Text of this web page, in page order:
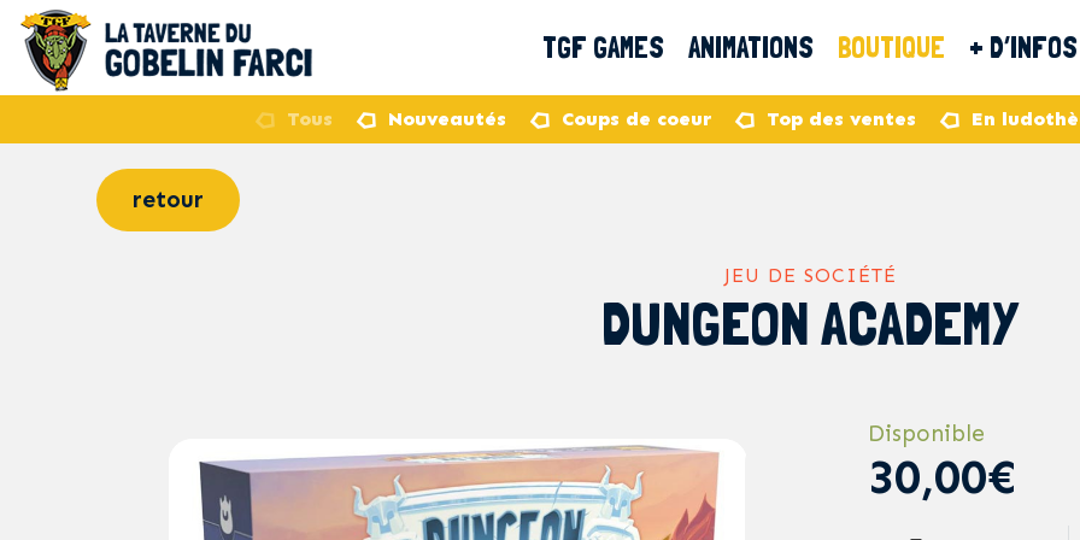
TGF GAMES ANIMATIONS BOUTIQUE + D’INFOS
Tous Nouveautés Coups de coeur Top des ventes En
retour
JEU DE SOCIÉTÉ
DUNGEON ACADEMY
Disponible
30,00€